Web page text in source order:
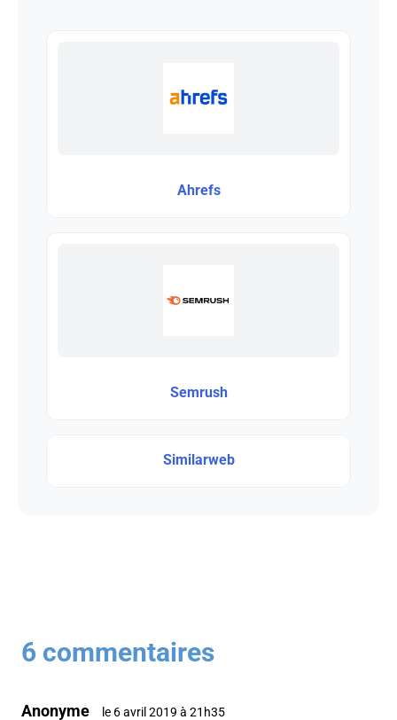
Ahrefs
Semrush
Similarweb
6 commentaires
Anonyme le 6 avril 2019 à 21h35